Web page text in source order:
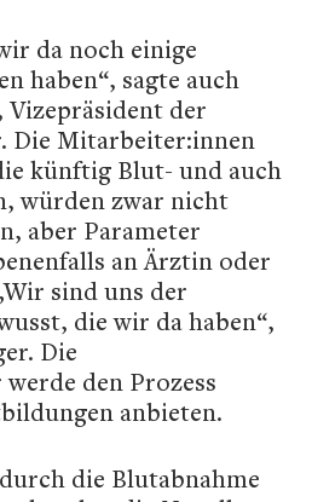
da noch einige
haben“, sagte auch
der
Die Mitarbeiter:innen
künftig Blut- und auch
würden zwar nicht
aber Parameter
an Ärztin oder
sind uns der
die wir da haben“,
Die
den Prozess
anbieten.
die Blutabnahme